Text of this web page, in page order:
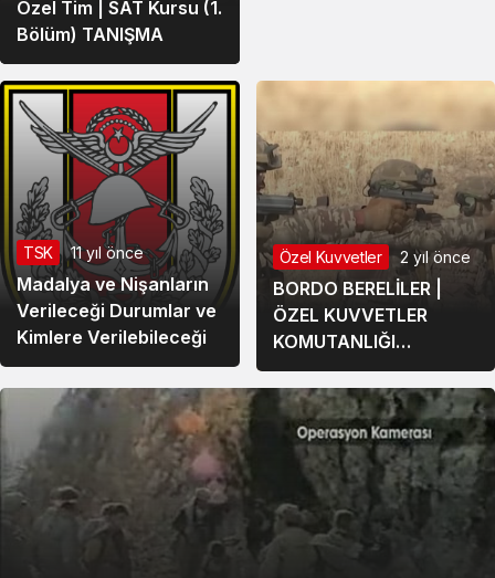
Özel Tim | SAT Kursu (1.
Bölüm) TANIŞMA
TSK 11 yıl önce
Madalya ve Nişanların
Verileceği Durumlar ve
Kimlere Verilebileceği
Özel Kuvvetler 2 yıl önce
BORDO BERELİLER |
ÖZEL KUVVETLER
KOMUTANLIĞI
KARARGAHI!